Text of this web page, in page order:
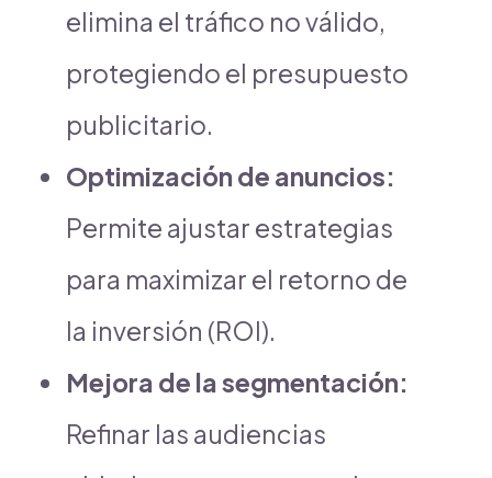
elimina el tráfico no válido,
protegiendo el presupuesto
publicitario.
Optimización de anuncios:
Permite ajustar estrategias
para maximizar el retorno de
la inversión (ROI).
Mejora de la segmentación:
Refinar las audiencias